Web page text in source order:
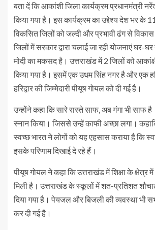
बता दें कि आकांशी जिला कार्यक्रम प्रधानमंत्री
किया गया है। इस कार्यक्रम का उद्देश्य देश भर के
विकसित जिलों को जल्दी और प्रभावी ढंग से
जिलों में सरकार द्वारा चलाई जा रही योजनाएं घर-
मोदी का मकसद है। उत्तराखंड में 2 जिलों को
किया गया है। इसमें एक उधम सिंह नगर है और एक
हरिद्वार की जिम्मेदारी पीयूष गोयल को दी गई है।
उन्होंने कहा कि सारे रास्ते साफ, अब गंगा भी साफ
स्नान किया। जिससे उन्हें काफी अच्छा लगा।
स्वच्छ भारत ने लोगों को यह एहसास कराया है कि
इसके परिणाम दिखाई दे रहे हैं।
पीयूष गोयल ने कहा कि उत्तराखंड में शिक्षा के क्षेत्र
मिली है। उत्तराखंड के स्कूलों में शत-प्रतिशत
दिया गया है। पेयजल और बिजली की व्यवस्था भी
कर दी गई है।